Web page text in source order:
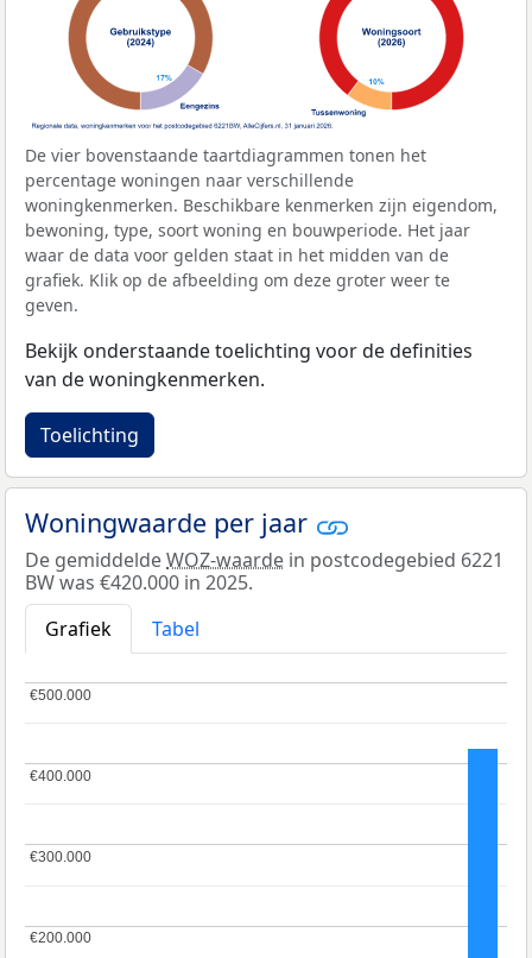
De vier bovenstaande taartdiagrammen tonen het
percentage woningen naar verschillende
woningkenmerken. Beschikbare kenmerken zijn eigendom,
bewoning, type, soort woning en bouwperiode. Het jaar
waar de data voor gelden staat in het midden van de
grafiek. Klik op de afbeelding om deze groter weer te
geven.
Bekijk onderstaande toelichting voor de definities
van de woningkenmerken.
Toelichting
Woningwaarde per jaar
De gemiddeldeWOZ-waarde in postcodegebied 6221
BW was €420.000 in 2025.
Grafiek
Tabel
€200.000
€200.000
€300.000
€300.000
€400.000
€400.000
€500.000
€500.000